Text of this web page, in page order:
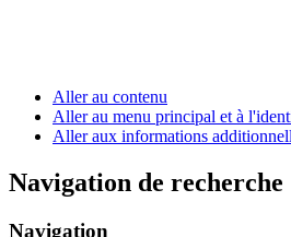
Aller au contenu
Aller au menu principal et à
Aller aux informations
Navigation de recherche
Navigation